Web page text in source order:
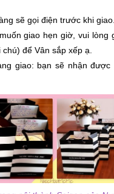
sẽ gọi điện trước khi giao.
giao hẹn giờ, vui lòng
để Vân sắp xếp ạ.
giao: bạn sẽ nhận được